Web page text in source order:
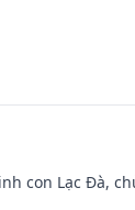
con Lạc Đà,